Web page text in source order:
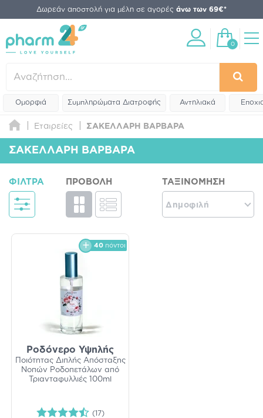
Δωρεάν αποστολή για μέλη σε αγορές άνω των 69€*
0
Ομορφιά Συμπληρώματα Διατροφής Αντηλιακά
Εταιρείες ΣΑΚΕΛΛΑΡΗ ΒΑΡΒΑΡΑ
ΣΑΚΕΛΛΑΡΗ ΒΑΡΒΑΡΑ
ΦΊΛΤΡΑ ΠΡΟΒΟΛΉ ΤΑΞΙΝΌΜΗΣΗ
Δημοφιλή
40 πόντοι
Ροδόνερο Υψηλής
Ποιότητας Διπλής Απόσταξης
Νοπών Ροδοπετάλων από
Τριανταφυλλιές 100ml
(17)